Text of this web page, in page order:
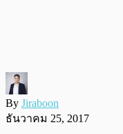
By Jiraboon
ธันวาคม 25, 2017